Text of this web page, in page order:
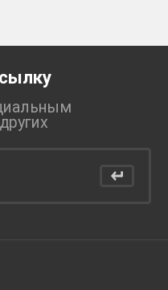
других